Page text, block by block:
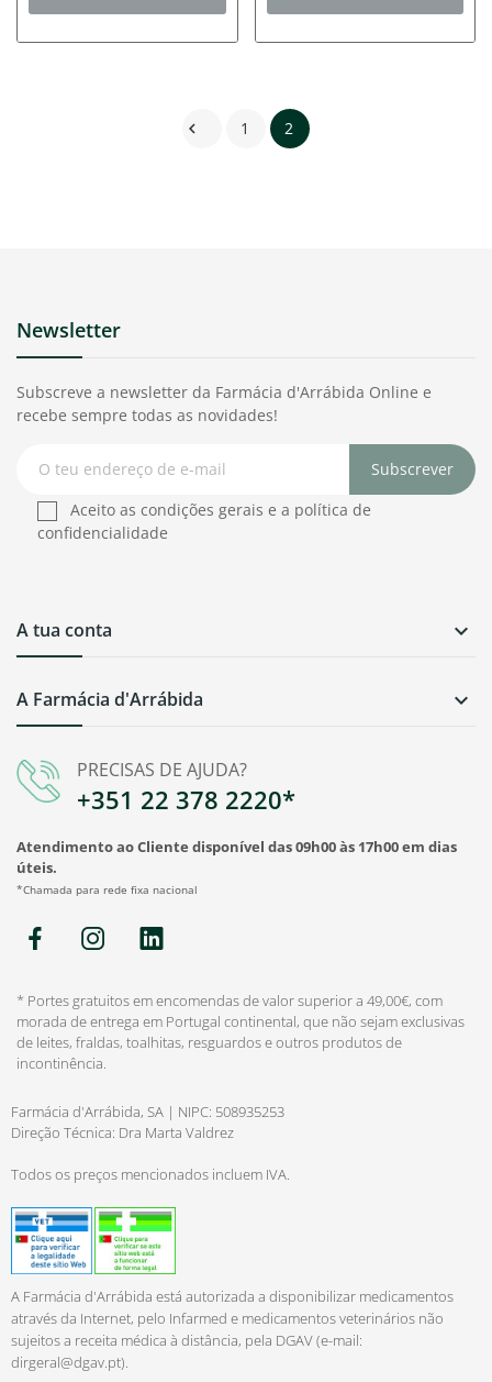
 1 2
PRECISAS DE AJUDA?
+351 22 378 2220*
Atendimento ao Cliente disponível das 09h00 às 17h00 em dias
úteis.
*Chamada para rede fixa nacional
A Farmácia d'Arrábida 
A tua conta 
Newsletter
Subscreve a newsletter da Farmácia d'Arrábida Online e
recebe sempre todas as novidades!
Subscrever
Aceito as condições gerais e a política de
confidencialidade
* Portes gratuitos em encomendas de valor superior a 49,00€, com
morada de entrega em Portugal continental, que não sejam exclusivas
de leites, fraldas, toalhitas, resguardos e outros produtos de
incontinência.
Farmácia d'Arrábida, SA | NIPC: 508935253
Direção Técnica: Dra Marta Valdrez
Todos os preços mencionados incluem IVA.
A Farmácia d'Arrábida está autorizada a disponibilizar medicamentos
através da Internet, pelo Infarmed e medicamentos veterinários não
sujeitos a receita médica à distância, pela DGAV (e-mail:
dirgeral@dgav.pt).